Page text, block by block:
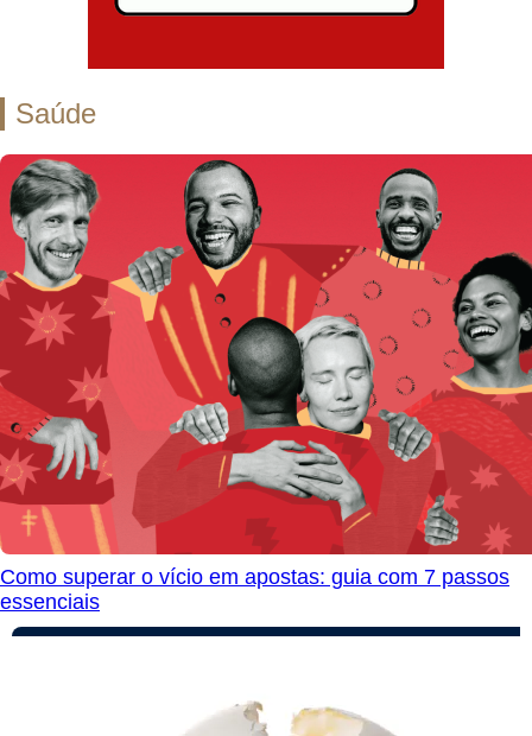
Saúde
Como superar o vício em apostas: guia com 7 passos
essenciais